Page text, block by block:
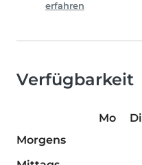
erfahren
Verfügbarkeit
Mo Di
Morgens